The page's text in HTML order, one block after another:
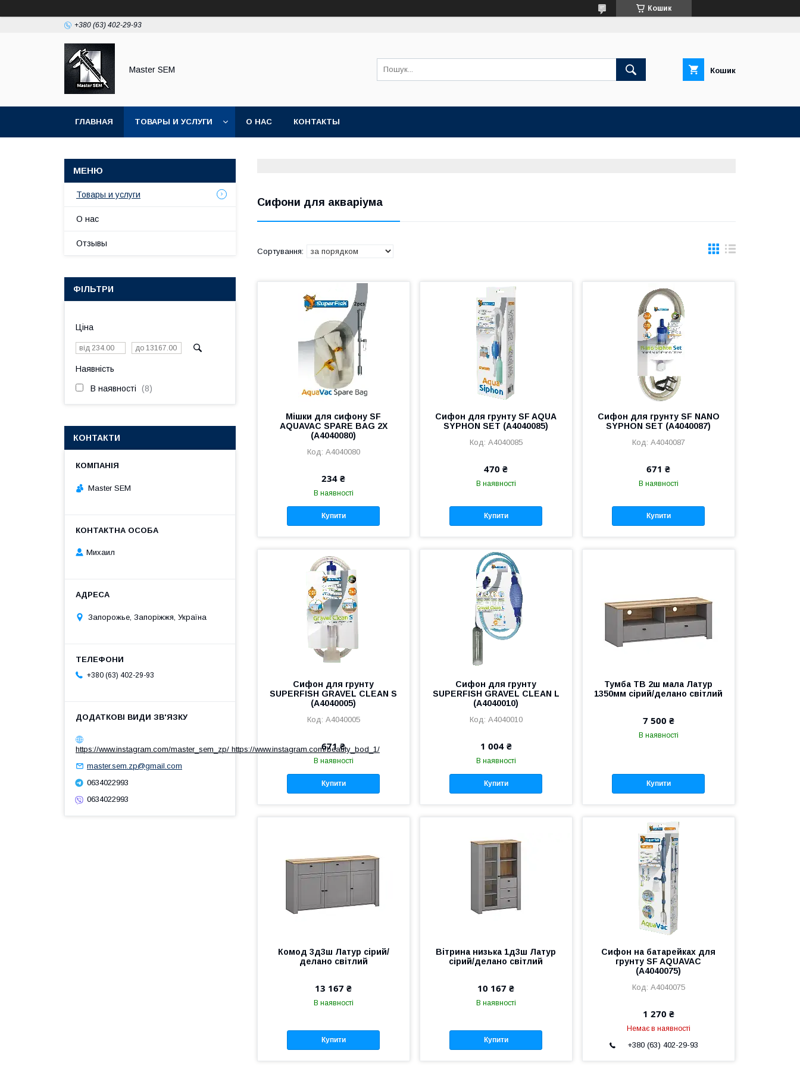
Кошик
+380 (63) 402-29-93
Master SEM Кошик
ГЛАВНАЯ ТОВАРЫ И УСЛУГИ О НАС КОНТАКТЫ
Сифони для акваріума
Мішки для сифону SF
AQUAVAC SPARE BAG 2X
(A4040080)
A4040080
234 ₴
В наявності
Купити
Сифон для грунту SF AQUA
SYPHON SET (A4040085)
A4040085
470 ₴
В наявності
Купити
Сифон для грунту SF NANO
SYPHON SET (A4040087)
A4040087
671 ₴
В наявності
Купити
Сифон для грунту
SUPERFISH GRAVEL CLEAN S
(A4040005)
A4040005
671 ₴
В наявності
Купити
Сифон для грунту
SUPERFISH GRAVEL CLEAN L
(A4040010)
A4040010
1 004 ₴
В наявності
Купити
Тумба ТВ 2ш мала Латур
1350мм сірий/делано світлий
7 500 ₴
В наявності
Купити
Комод 3д3ш Латур сірий/
делано світлий
13 167 ₴
В наявності
Купити
Вітрина низька 1д3ш Латур
сірий/делано світлий
10 167 ₴
В наявності
Купити
Сифон на батарейках для
грунту SF AQUAVAC
(A4040075)
A4040075
1 270 ₴
Немає в наявності
+380 (63) 402-29-93
Товары и услуги
О нас
Отзывы
ФІЛЬТРИ
Ціна
Наявність
В наявності 8
КОНТАКТИ
Master SEM
Михаил
Запорожье, Запоріжжя, Україна
+380 (63) 402-29-93
https://www.instagram.com/master_sem_zp/ https://www.instagram.com/beauty_bod_1/
master.sem.zp@gmail.com
0634022993
0634022993